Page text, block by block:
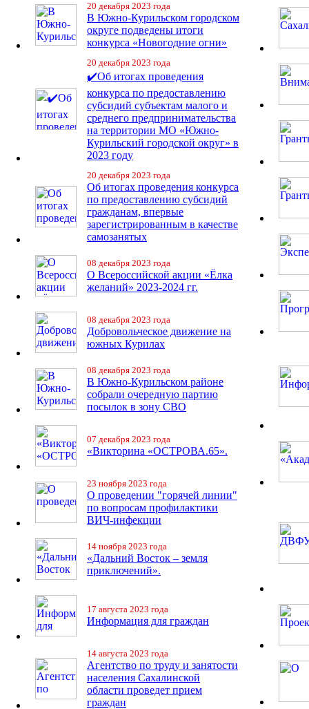
20 декабря 2023 года
В Южно-Курильском городском
округе подведены итоги
конкурса «Новогодние огни»
20 декабря 2023 года
✔️Об итогах проведения
конкурса по предоставлению
субсидий субъектам малого и
среднего предпринимательства
на территории МО «Южно-
Курильский городской округ» в
2023 году
20 декабря 2023 года
Об итогах проведения конкурса
по предоставлению субсидий
гражданам, впервые
зарегистрированным в качестве
самозанятых
08 декабря 2023 года
О Всероссийской акции «Ёлка
желаний» 2023-2024 гг.
08 декабря 2023 года
Добровольческое движение на
южных Курилах
08 декабря 2023 года
В Южно-Курильском районе
собрали очередную партию
посылок в зону СВО
07 декабря 2023 года
«Викторина «ОСТРОВА.65».
23 ноября 2023 года
О проведении "горячей линии"
по вопросам профилактики
ВИЧ-инфекции
14 ноября 2023 года
«Дальний Восток – земля
приключений».
17 августа 2023 года
Информация для граждан
14 августа 2023 года
Агентство по труду и занятости
населения Сахалинской
области проведет прием
граждан